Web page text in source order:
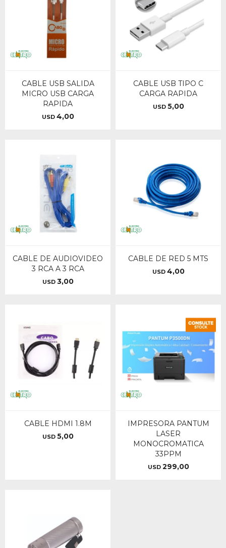
CABLE USB SALIDA
MICRO USB CARGA
RAPIDA
USD 4,00
CABLE USB TIPO C
CARGA RAPIDA
USD 5,00
CABLE DE AUDIOVIDEO
3 RCA A 3 RCA
USD 3,00
CABLE DE RED 5 MTS
USD 4,00
CABLE HDMI 1.8M
USD 5,00
IMPRESORA PANTUM
LASER
MONOCROMATICA
33PPM
USD 299,00